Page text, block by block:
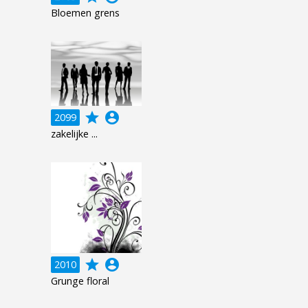
Bloemen grens
2099 grade account_circle
zakelijke ...
2010 grade account_circle
Grunge floral